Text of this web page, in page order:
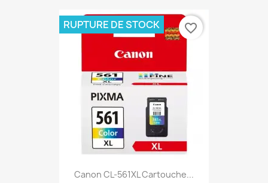
Canon CL-561XL Cartouche...
RUPTURE DE STOCK favorite_border